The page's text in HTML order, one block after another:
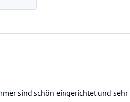
sind schön eingerichtet und sehr